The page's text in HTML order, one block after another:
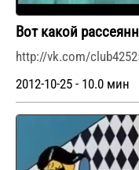
Вот какой
http://vk.com/
2012-10-25 - 10.0 мин